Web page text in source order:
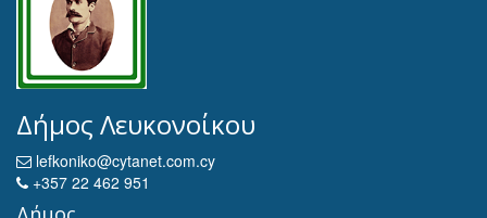
Δήμος Λευκονοίκου
lefkoniko@cytanet.com.cy
+357 22 462 951